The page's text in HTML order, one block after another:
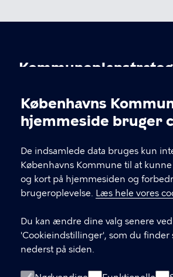
Københavns
hjemmeside bruger
De indsamlede data bruges kun
Københavns Kommune til at
og kort på hjemmesiden og
brugeroplevelse. Læs hele vores
Du kan ændre dine valg senere
'Cookieindstillinger', som du finder
nederst på siden.
KONTAKT
Rådhuspladsen 1, 1550
cbu@okf.kk.dk
LINKS